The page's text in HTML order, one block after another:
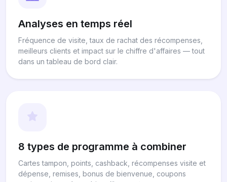
Analyses en temps réel
Fréquence de visite, taux de rachat des récompenses,
meilleurs clients et impact sur le chiffre d'affaires — tout
dans un tableau de bord clair.
8 types de programme à combiner
Cartes tampon, points, cashback, récompenses visite et
dépense, remises, bonus de bienvenue, coupons